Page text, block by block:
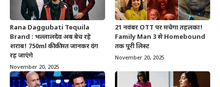
Rana Daggubati Tequila
Brand : भल्लालदेव अब बेच रहे
शराब! 750ml की कीमत जानकर दंग
रह जाएंगे
November 20, 2025
21 नवंबर OTT पर मचेगा तहलका!
Family Man 3 से Homebound
तक पूरी लिस्ट
November 20, 2025